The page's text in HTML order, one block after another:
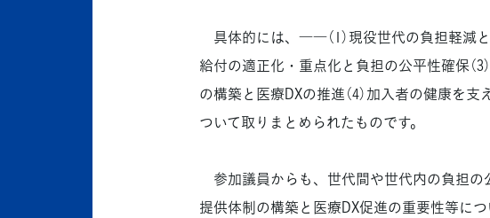
具体的には、――（1）現役世代の負担軽減
給付の適正化・重点化と負担の公平性確保（
の構築と医療DXの推進（4）加入者の健康
ついて取りまとめられたものです。
参加議員からも、世代間や世代内の負担
提供体制の構築と医療DX促進の重要性等に